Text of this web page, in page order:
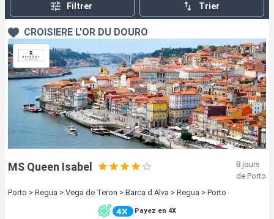
Filtrer Trier
CROISIÈRE L'OR DU DOURO
MS Queen Isabel
8 jours
de Porto
Porto > Regua > Vega de Teron > Barca d Alva > Regua > Porto
Payez en 4X